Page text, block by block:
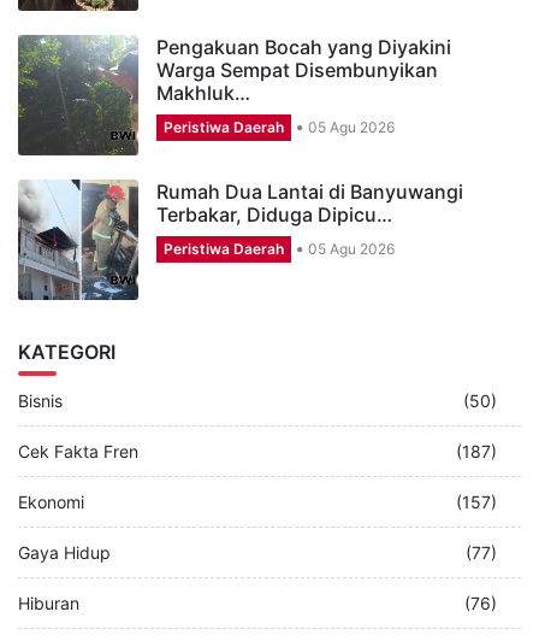
Pengakuan Bocah yang Diyakini
Warga Sempat Disembunyikan
Makhluk…
Peristiwa Daerah 05 Agu 2026
Rumah Dua Lantai di Banyuwangi
Terbakar, Diduga Dipicu…
Peristiwa Daerah 05 Agu 2026
KATEGORI
Bisnis (50)
Cek Fakta Fren (187)
Ekonomi (157)
Gaya Hidup (77)
Hiburan (76)